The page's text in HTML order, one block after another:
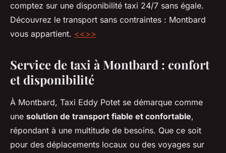
comptez sur une disponibilité taxi 24/7 sans égale.
Découvrez le transport sans contraintes : Montbard
vous appartient. << >>
Service de taxi à Montbard : confort
et disponibilité
À Montbard, Taxi Eddy Potet se démarque comme
une solution de transport fiable et confortable,
répondant à une multitude de besoins. Que ce soit
pour des déplacements locaux ou des voyages sur